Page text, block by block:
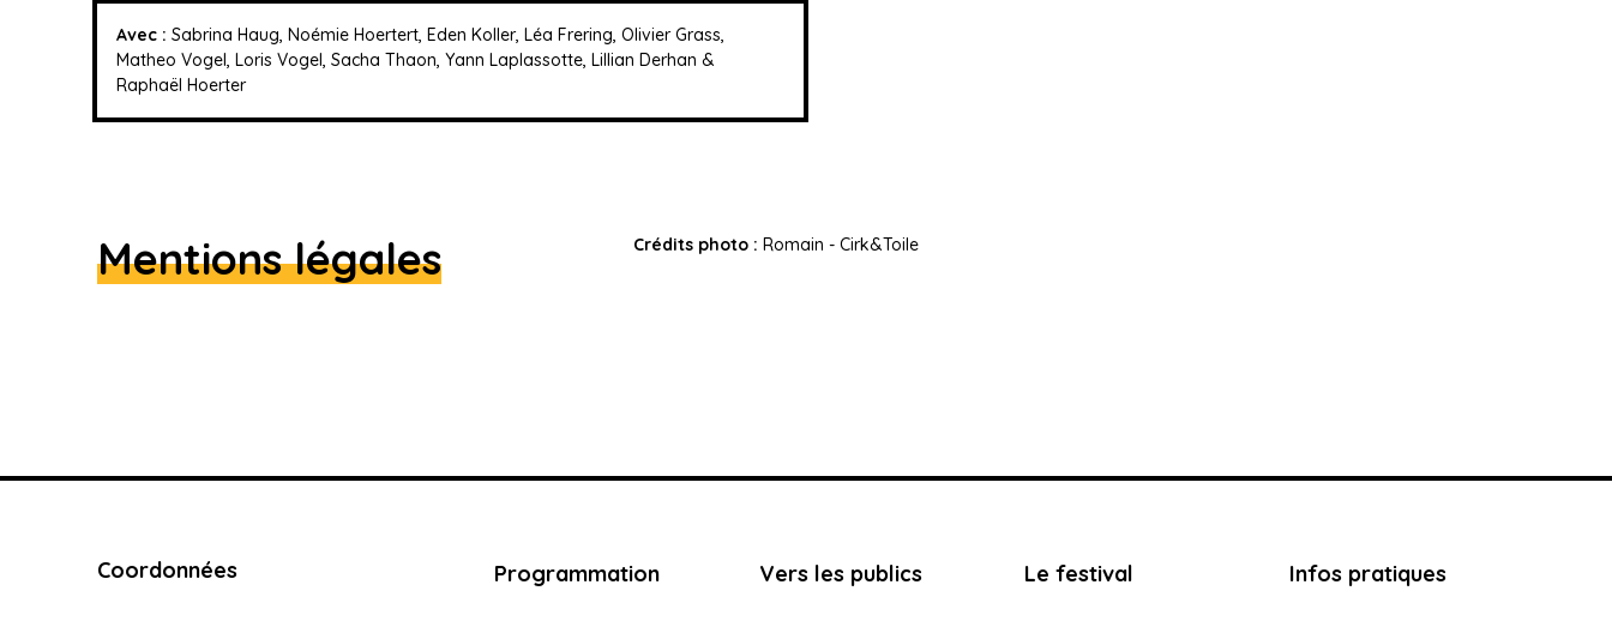
Avec : Sabrina Haug, Noémie Hoertert, Eden Koller, Léa Frering, Olivier Grass,
Matheo Vogel, Loris Vogel, Sacha Thaon, Yann Laplassotte, Lillian Derhan &
Raphaël Hoerter
Mentions légales Crédits photo :Romain - Cirk&Toile
Coordonnées Programmation Vers les publics Le festival Infos pratiques